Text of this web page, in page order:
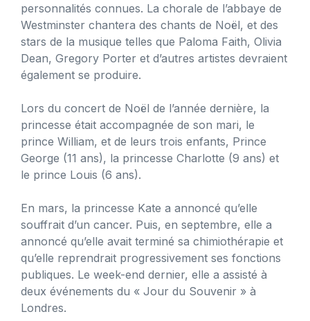
personnalités connues. La chorale de l’abbaye de
Westminster chantera des chants de Noël, et des
stars de la musique telles que Paloma Faith, Olivia
Dean, Gregory Porter et d’autres artistes devraient
également se produire.
Lors du concert de Noël de l’année dernière, la
princesse était accompagnée de son mari, le
prince William, et de leurs trois enfants, Prince
George (11 ans), la princesse Charlotte (9 ans) et
le prince Louis (6 ans).
En mars, la princesse Kate a annoncé qu’elle
souffrait d’un cancer. Puis, en septembre, elle a
annoncé qu’elle avait terminé sa chimiothérapie et
qu’elle reprendrait progressivement ses fonctions
publiques. Le week-end dernier, elle a assisté à
deux événements du « Jour du Souvenir » à
Londres.